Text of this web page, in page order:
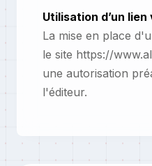
Utilisation d’un
La mise en place
le site https://
une autorisation
l'éditeur.